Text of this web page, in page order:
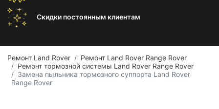
Скидки постоянным клиентам
Ремонт Land Rover
Ремонт Land Rover Range Rover
Ремонт тормозной системы Land Rover Range Rover
Замена пыльника тормозного суппорта Land Rover
Range Rover